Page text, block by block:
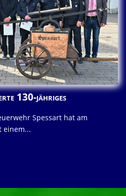
130-jähriges
Spessart hat am
einem...